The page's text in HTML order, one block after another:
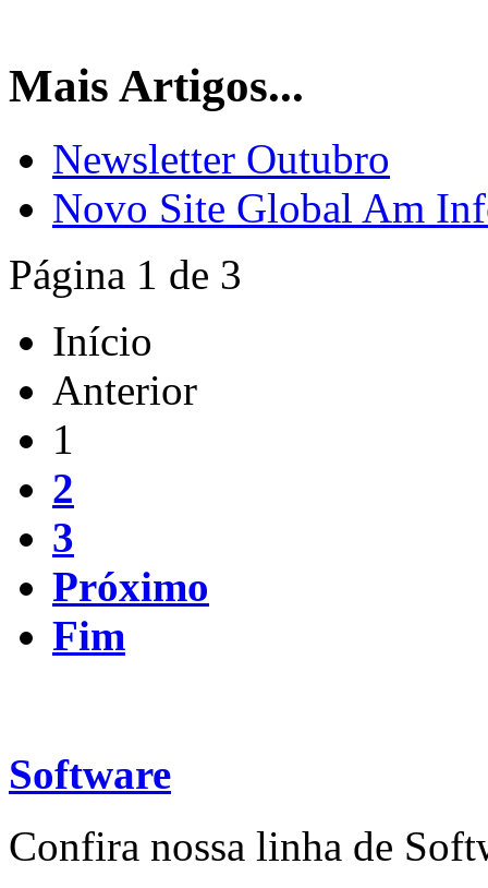
Mais Artigos...
Newsletter Outubro
Novo Site Global Am
Página 1 de 3
Início
Anterior
1
2
3
Próximo
Fim
Software
Confira nossa linha de